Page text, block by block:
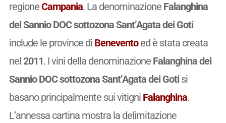
regioneCampania. La denominazione Falanghina
del Sannio DOC sottozona Sant’Agata dei Goti
include le province di Beneventoed è stata creata
nel2011. I vini della denominazione Falanghina del
Sannio DOC sottozona Sant’Agata dei Gotisi
basano principalmente sui vitigni Falanghina.
L’annessa cartina mostra la delimitazione